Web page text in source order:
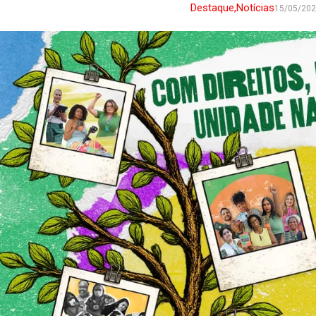
Destaque,Notícias15/05/